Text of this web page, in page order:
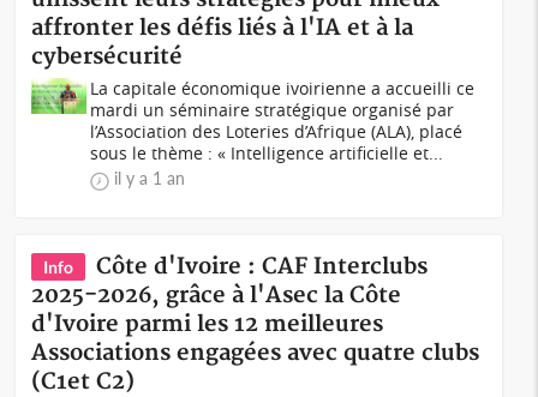
affronter les défis liés à l'IA et à la
cybersécurité
La capitale économique ivoirienne a accueilli ce
mardi un séminaire stratégique organisé par
l’Association des Loteries d’Afrique (ALA), placé
sous le thème : « Intelligence artificielle et...
il y a 1 an
Info
Côte d'Ivoire : CAF Interclubs
2025-2026, grâce à l'Asec la Côte
d'Ivoire parmi les 12 meilleures
Associations engagées avec quatre clubs
(C1et C2)